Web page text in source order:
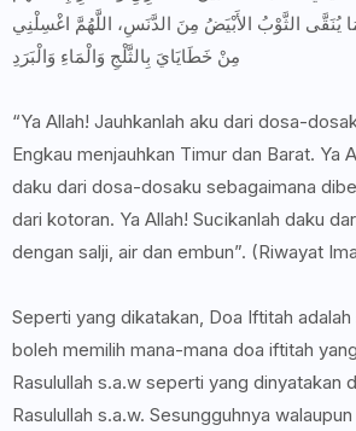
يُنَقَّى الثَّوْبُ الأَبْيَضُ مِنَ الدَّنَسِ، اللَّهُمَّ اغْسِلْنِي
مِنْ خَطَايَايَ بِالثَّلْجِ وَالْمَاءِ وَالْبَرَدِ
“Ya Allah! Jauhkanlah aku dari dosa-
Engkau menjauhkan Timur dan Barat. Ya
daku dari dosa-dosaku sebagaimana
dari kotoran. Ya Allah! Sucikanlah daku
dengan salji, air dan embun”. (Riwayat
Seperti yang dikatakan, Doa Iftitah
boleh memilih mana-mana doa iftitah
Rasulullah s.a.w seperti yang dinyatakan
Rasulullah s.a.w. Sesungguhnya